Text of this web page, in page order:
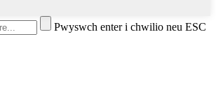
Pwyswch enter i chwilio neu ESC